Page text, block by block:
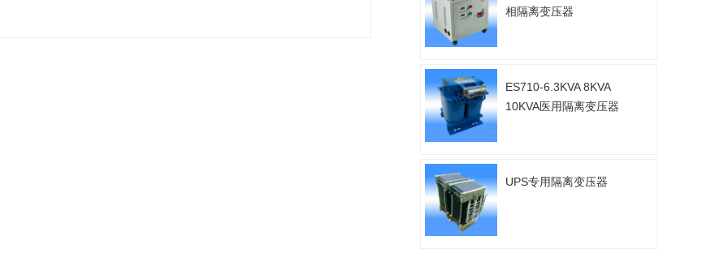
相隔离变压器
ES710-6.3KVA 8KVA
10KVA医用隔离变压器
UPS专用隔离变压器